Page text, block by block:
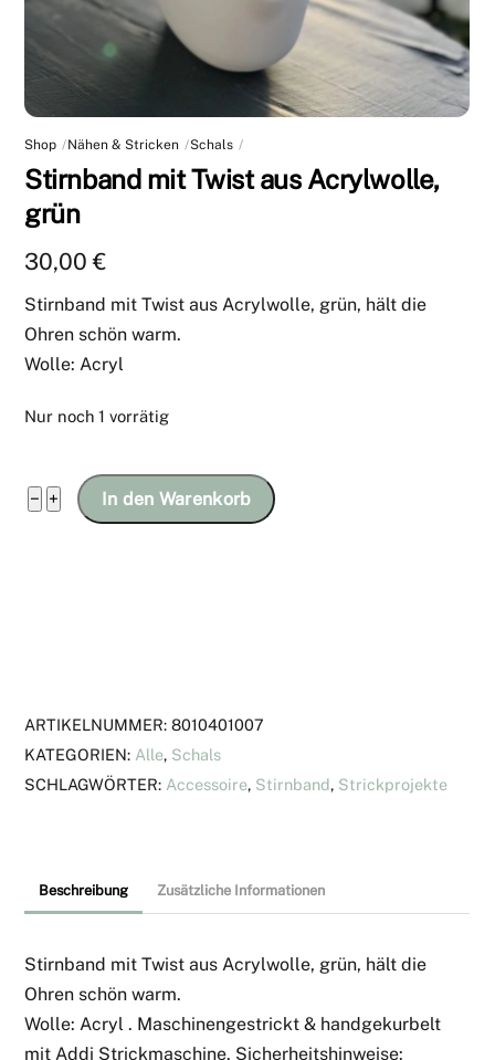
Shop Nähen & Stricken Schals
Stirnband mit Twist aus Acrylwolle,
grün
30,00€
Stirnband mit Twist aus Acrylwolle, grün, hält die
Ohren schön warm.
Wolle: Acryl
Nur noch 1 vorrätig
− Stirnband
+ In den Warenkorb
ARTIKELNUMMER:8010401007
KATEGORIEN: Alle, Schals
SCHLAGWÖRTER: Accessoire, Stirnband, Strickprojekte
Beschreibung Zusätzliche Informationen
Stirnband mit Twist aus Acrylwolle, grün, hält die
Ohren schön warm.
Wolle: Acryl . Maschinengestrickt & handgekurbelt
mit Addi Strickmaschine. Sicherheitshinweise: